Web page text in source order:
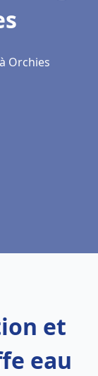
Orchies
et
eau